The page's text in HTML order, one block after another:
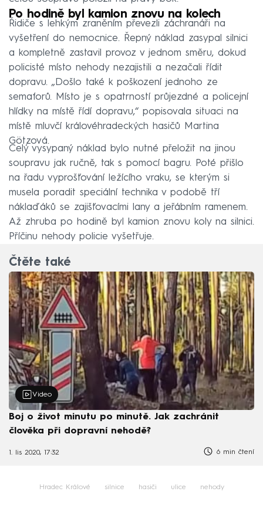
Po hodině byl kamion znovu na kolech
Řidiče s lehkým zraněním převezli záchranáři na
vyšetření do nemocnice. Řepný náklad zasypal silnici
a kompletně zastavil provoz v jednom směru, dokud
policisté místo nehody nezajistili a nezačali řídit
dopravu. „Došlo také k poškození jednoho ze
semaforů. Místo je s opatrností průjezdné a policejní
hlídky na místě řídí dopravu,“ popisovala situaci na
místě mluvčí královéhradeckých hasičů Martina
Götzová.
Celý vysypaný náklad bylo nutné přeložit na jinou
soupravu jak ručně, tak s pomocí bagru. Poté přišlo
na řadu vyprošťování ležícího vraku, se kterým si
musela poradit speciální technika v podobě tří
náklaďáků se zajišťovacími lany a jeřábním ramenem.
Až zhruba po hodině byl kamion znovu koly na silnici.
Příčinu nehody policie vyšetřuje.
Čtěte také
Video
Boj o život minutu po minutě. Jak zachránit
člověka při dopravní nehodě?
1. lis 2020, 17:32 6 min čtení
Hradec Králové silnice hasiči ulice nehody